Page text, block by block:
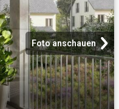
Foto anschauen